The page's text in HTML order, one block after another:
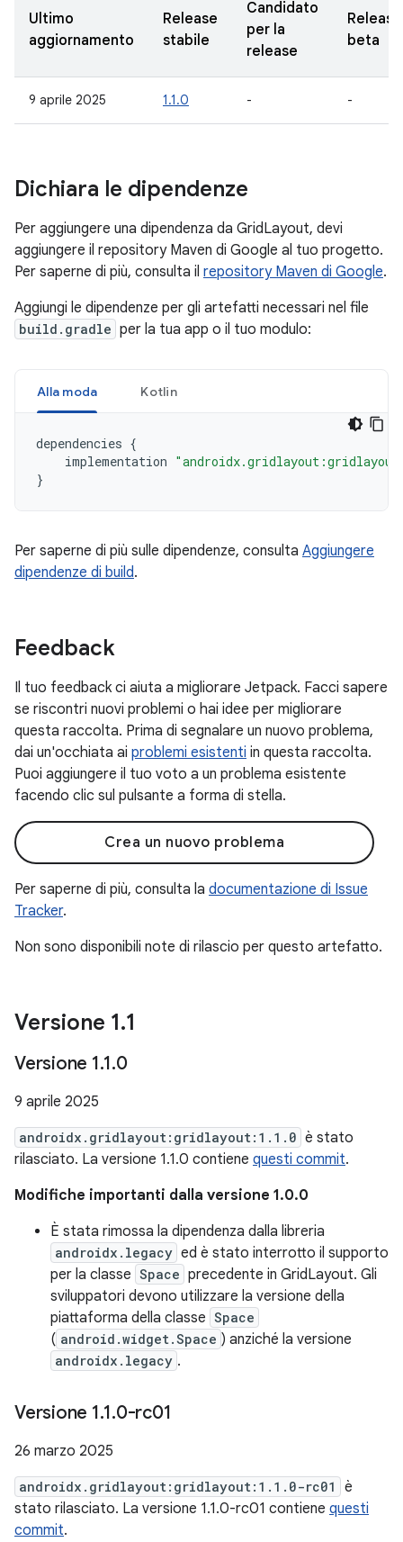
Ultimo
aggiornamento
Release
stabile
Candidato
per la
release
Release
beta
9 aprile 2025 1.1.0 - -
Dichiara le dipendenze
Per aggiungere una dipendenza da GridLayout, devi
aggiungere il repository Maven di Google al tuo progetto.
Per saperne di più, consulta il repository Maven di Google.
Aggiungi le dipendenze per gli artefatti necessari nel file
build.gradle per la tua app o il tuo modulo:
Alla moda Kotlin
dependencies {
implementation
}
Per saperne di più sulle dipendenze, consulta Aggiungere
dipendenze di build.
Feedback
Il tuo feedback ci aiuta a migliorare Jetpack. Facci sapere
se riscontri nuovi problemi o hai idee per migliorare
questa raccolta. Prima di segnalare un nuovo problema,
dai un'occhiata ai problemi esistenti in questa raccolta.
Puoi aggiungere il tuo voto a un problema esistente
facendo clic sul pulsante a forma di stella.
Crea un nuovo problema
Per saperne di più, consulta la documentazione di Issue
Tracker.
Non sono disponibili note di rilascio per questo artefatto.
Versione 1.1
Versione 1.1.0
9 aprile 2025
androidx.gridlayout:gridlayout:1.1.0 è stato
rilasciato. La versione 1.1.0 contiene questi commit.
Modifiche importanti dalla versione 1.0.0
È stata rimossa la dipendenza dalla libreria
androidx.legacy ed è stato interrotto il supporto
per la classe Space precedente in GridLayout. Gli
sviluppatori devono utilizzare la versione della
piattaforma della classe Space
( android.widget.Space ) anziché la versione
androidx.legacy .
Versione 1.1.0-rc01
26 marzo 2025
androidx.gridlayout:gridlayout:1.1.0-rc01
è
stato rilasciato. La versione 1.1.0-rc01 contiene questi
commit.